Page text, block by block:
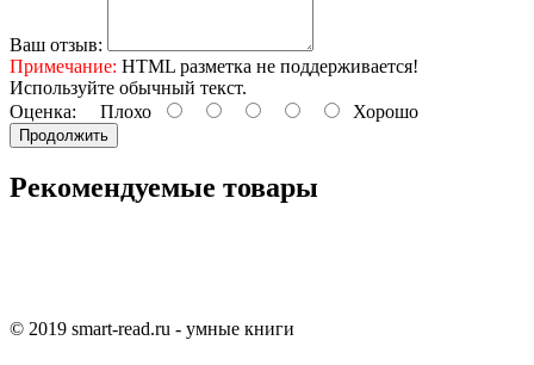
Ваш отзыв:
Примечание: HTML разметка не поддерживается!
Используйте обычный текст.
Оценка: Плохо Хорошо
Продолжить
Рекомендуемые товары
© 2019 smart-read.ru - умные книги